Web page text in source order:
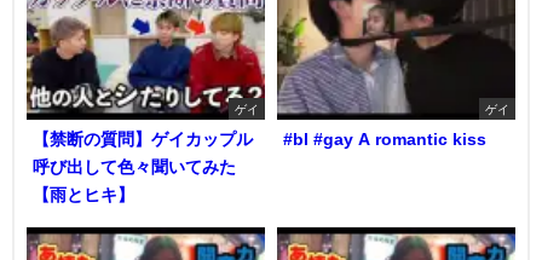
ゲイ
【禁断の質問】ゲイカップル
呼び出して色々聞いてみた
【雨とヒキ】
ゲイ
#bl #gay A romantic kiss